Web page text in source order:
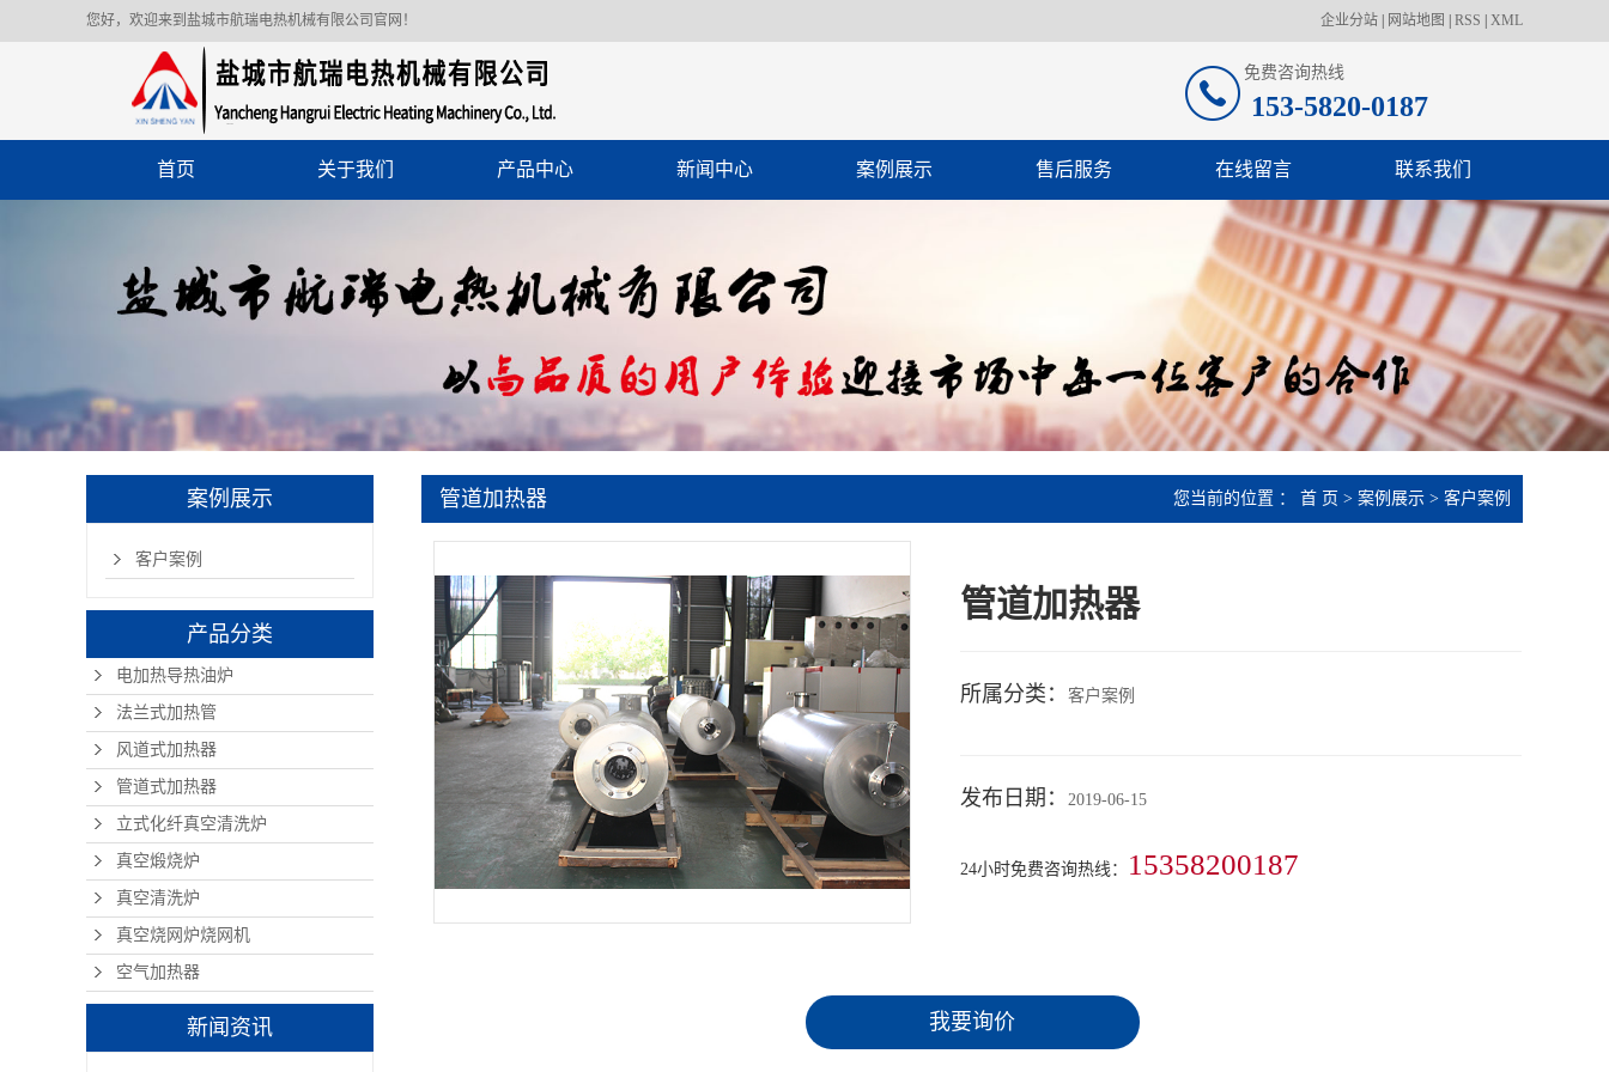
您好，欢迎来到盐城市航瑞电热机械有限公司官网！ 企业分站 网站地图 RSS XML
免费咨询热线
153-5820-0187
首页 关于我们 产品中心 新闻中心 案例展示 售后服务 在线留言 联系我们
案例展示
客户案例
产品分类
电加热导热油炉
法兰式加热管
风道式加热器
管道式加热器
立式化纤真空清洗炉
真空煅烧炉
真空清洗炉
真空烧网炉烧网机
空气加热器
新闻资讯
管道加热器 您当前的位置 ： 首 页 > 案例展示 > 客户案例
管道加热器
所属分类：客户案例
发布日期：2019-06-15
24小时免费咨询热线： 15358200187
我要询价